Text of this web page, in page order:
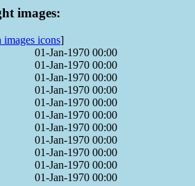
images:
icons]
01-Jan-1970 00:00
01-Jan-1970 00:00
01-Jan-1970 00:00
01-Jan-1970 00:00
01-Jan-1970 00:00
01-Jan-1970 00:00
01-Jan-1970 00:00
01-Jan-1970 00:00
01-Jan-1970 00:00
01-Jan-1970 00:00
01-Jan-1970 00:00